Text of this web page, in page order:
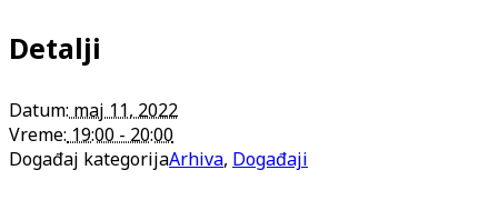
Detalji
Datum: maj 11, 2022
Vreme: 19:00 - 20:00
Događaj kategorijaArhiva, Događaji